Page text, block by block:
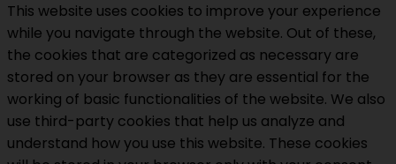
This website uses cookies to improve your experience
while you navigate through the website. Out of these,
the cookies that are categorized as necessary are
stored on your browser as they are essential for the
working of basic functionalities of the website. We also
use third-party cookies that help us analyze and
understand how you use this website. These cookies